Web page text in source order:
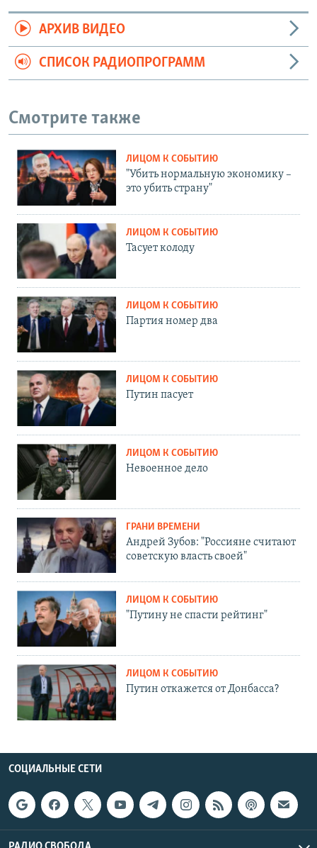
АРХИВ ВИДЕО
СПИСОК РАДИОПРОГРАММ
Смотрите также
ЛИЦОМ К СОБЫТИЮ
"Убить нормальную экономику –
это убить страну"
ЛИЦОМ К СОБЫТИЮ
Тасует колоду
ЛИЦОМ К СОБЫТИЮ
Партия номер два
ЛИЦОМ К СОБЫТИЮ
Путин пасует
ЛИЦОМ К СОБЫТИЮ
Невоенное дело
ГРАНИ ВРЕМЕНИ
Андрей Зубов: "Россияне считают
советскую власть своей"
ЛИЦОМ К СОБЫТИЮ
"Путину не спасти рейтинг"
ЛИЦОМ К СОБЫТИЮ
Путин откажется от Донбасса?
СОЦИАЛЬНЫЕ СЕТИ